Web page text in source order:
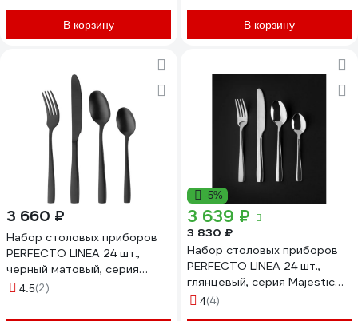
В корзину В корзину
3 660 ₽
Набор столовых приборов
PERFECTO LINEA 24 шт.,
черный матовый, серия
Majestic 21-250130BLM
4.5(2)
-5%
3 639 ₽
3 830 ₽
Набор столовых приборов
PERFECTO LINEA 24 шт.,
глянцевый, серия Majestic
21-250110P
4(4)